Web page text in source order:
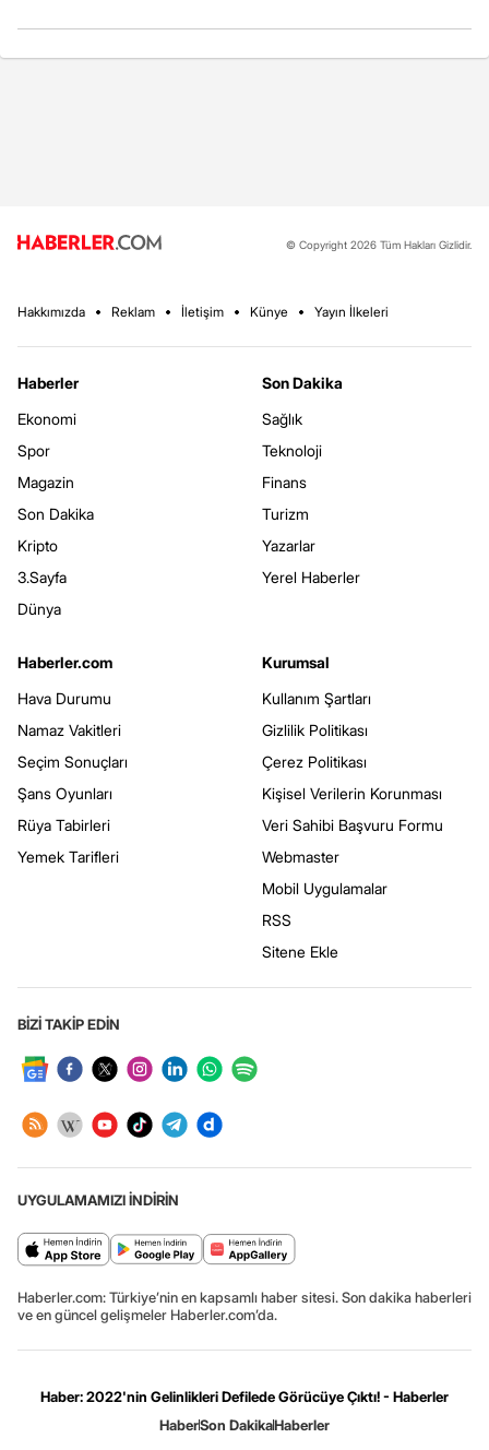
© Copyright 2026 Tüm Hakları Gizlidir.
Hakkımızda Reklam İletişim Künye Yayın İlkeleri
Haberler
Ekonomi
Spor
Magazin
Son Dakika
Kripto
3.Sayfa
Dünya
Son Dakika
Sağlık
Teknoloji
Finans
Turizm
Yazarlar
Yerel Haberler
Haberler.com
Hava Durumu
Namaz Vakitleri
Seçim Sonuçları
Şans Oyunları
Rüya Tabirleri
Yemek Tarifleri
Kurumsal
Kullanım Şartları
Gizlilik Politikası
Çerez Politikası
Kişisel Verilerin Korunması
Veri Sahibi Başvuru Formu
Webmaster
Mobil Uygulamalar
RSS
Sitene Ekle
BİZİ TAKİP EDİN
UYGULAMAMIZI İNDİRİN
Haberler.com: Türkiye’nin en kapsamlı haber sitesi. Son dakika haberleri
ve en güncel gelişmeler Haberler.com’da.
Haber: 2022'nin Gelinlikleri Defilede Görücüye Çıktı! - Haberler
HaberSon DakikaHaberler